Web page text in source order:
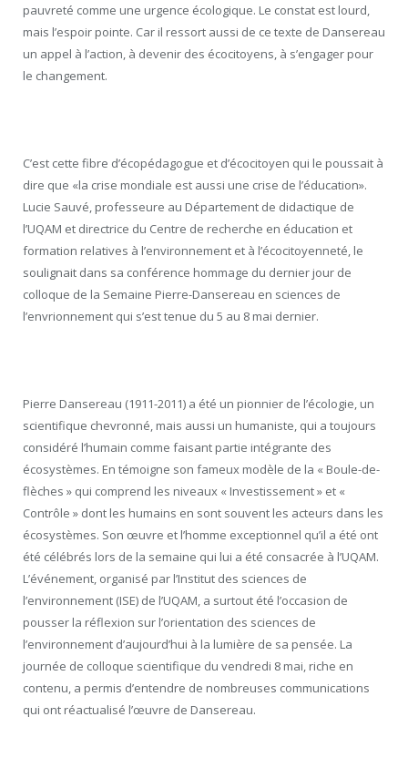
pauvreté comme une urgence écologique. Le constat est lourd,
mais l’espoir pointe. Car il ressort aussi de ce texte de Dansereau
un appel à l’action, à devenir des écocitoyens, à s’engager pour
le changement.
C’est cette fibre d’écopédagogue et d’écocitoyen qui le poussait à
dire que «la crise mondiale est aussi une crise de l’éducation».
Lucie Sauvé, professeure au Département de didactique de
l’UQAM et directrice du Centre de recherche en éducation et
formation relatives à l’environnement et à l’écocitoyenneté, le
soulignait dans sa conférence hommage du dernier jour de
colloque de la Semaine Pierre-Dansereau en sciences de
l’envrionnement qui s’est tenue du 5 au 8 mai dernier.
Pierre Dansereau (1911-2011) a été un pionnier de l’écologie, un
scientifique chevronné, mais aussi un humaniste, qui a toujours
considéré l’humain comme faisant partie intégrante des
écosystèmes. En témoigne son fameux modèle de la « Boule-de-
flèches » qui comprend les niveaux « Investissement » et «
Contrôle » dont les humains en sont souvent les acteurs dans les
écosystèmes. Son œuvre et l’homme exceptionnel qu’il a été ont
été célébrés lors de la semaine qui lui a été consacrée à l’UQAM.
L’événement, organisé par l’Institut des sciences de
l’environnement (ISE) de l’UQAM, a surtout été l’occasion de
pousser la réflexion sur l’orientation des sciences de
l’environnement d’aujourd’hui à la lumière de sa pensée. La
journée de colloque scientifique du vendredi 8 mai, riche en
contenu, a permis d’entendre de nombreuses communications
qui ont réactualisé l’œuvre de Dansereau.